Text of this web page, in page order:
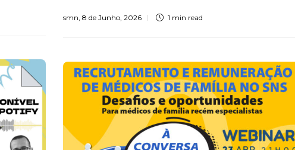
smn, 8 de Junho, 2026 1 min read